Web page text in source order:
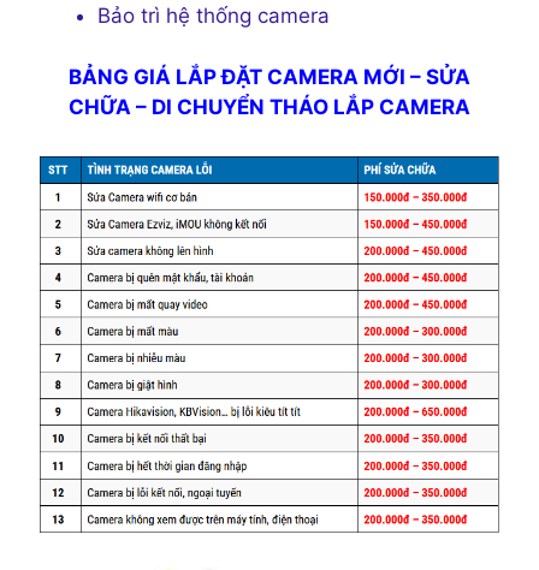
Bảo trì hệ thống camera
BẢNG GIÁ LẮP ĐẶT CAMERA MỚI – SỬA
CHỮA – DI CHUYỂN THÁO LẮP CAMERA